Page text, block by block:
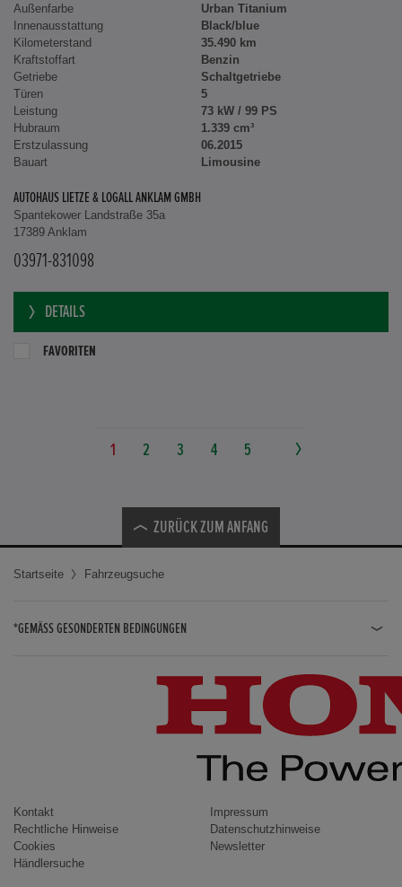
Außenfarbe
Urban Titanium
Innenausstattung
Black/blue
Kilometerstand
35.490 km
Kraftstoffart
Benzin
Getriebe
Schaltgetriebe
Türen
5
Leistung
73 kW / 99 PS
Hubraum
1.339 cm³
Erstzulassung
06.2015
Bauart
Limousine
AUTOHAUS LIETZE & LOGALL ANKLAM GMBH
Spantekower Landstraße 35a
17389 Anklam
03971-831098
DETAILS
FAVORITEN
1 2 3 4 5
ZURÜCK ZUM ANFANG
Startseite Fahrzeugsuche
*GEMÄSS GESONDERTEN BEDINGUNGEN
CIVIC / CIVIC LIMOUSINE
INSIGHT
ACCORD
Kontakt
Impressum
Rechtliche Hinweise
Datenschutzhinweise
Cookies
Newsletter
Händlersuche